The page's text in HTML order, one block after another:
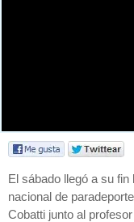
El sábado llegó a su
nacional de
Cobatti junto al